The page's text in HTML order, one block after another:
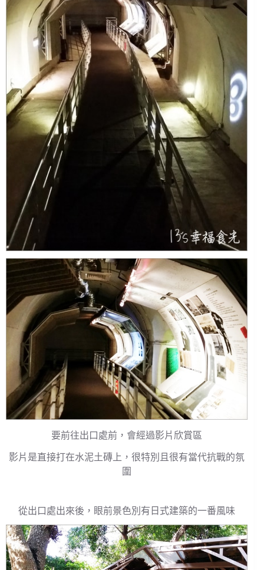
要前往出口處前，會經過影片欣賞區
影片是直接打在水泥土磚上，很特別且很有當代抗戰的氛
圍
從出口處出來後，眼前景色別有日式建築的一番風味